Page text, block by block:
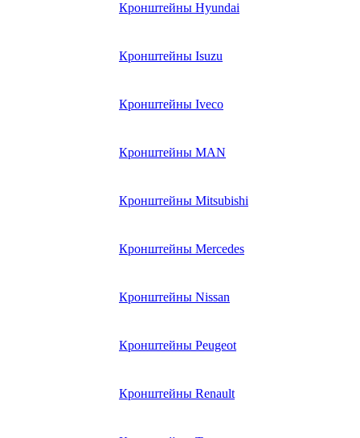
Кронштейны Hyundai
Кронштейны Isuzu
Кронштейны Iveco
Кронштейны MAN
Кронштейны Mitsubishi
Кронштейны Mеrcedes
Кронштейны Nissan
Кронштейны Peugeot
Кронштейны Renault